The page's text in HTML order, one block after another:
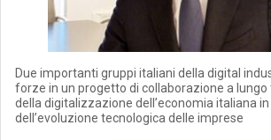
Due importanti gruppi italiani della digital
forze in un progetto di collaborazione a
della digitalizzazione dell’economia italiana
dell’evoluzione tecnologica delle imprese